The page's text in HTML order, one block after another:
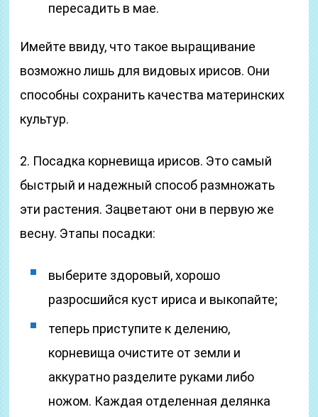
пересадить в мае.
Имейте ввиду, что такое выращивание
возможно лишь для видовых ирисов. Они
способны сохранить качества материнских
культур.
2. Посадка корневища ирисов. Это самый
быстрый и надежный способ размножать
эти растения. Зацветают они в первую же
весну. Этапы посадки:
выберите здоровый, хорошо
разросшийся куст ириса и выкопайте;
теперь приступите к делению,
корневища очистите от земли и
аккуратно разделите руками либо
ножом. Каждая отделенная делянка